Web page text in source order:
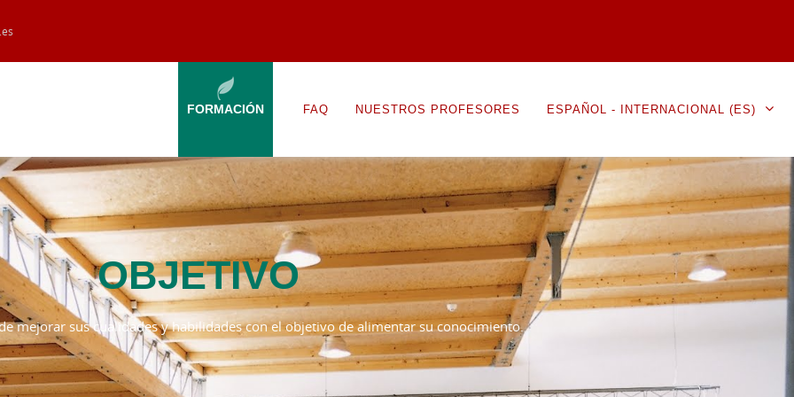
FORMACIÓN FAQ NUESTROS PROFESORES ESPAÑOL - INTERNACIONAL ‎(ES)‎
OBJETIVO
mejorar sus cualidades y habilidades con el objetivo de alimentar su conocimiento.